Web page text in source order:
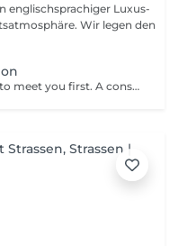
englischsprachiger Luxus-
Wir legen den
New to Colour Palette? We'd love to meet you first. A consultation is required before booking any new colour service, including highlights, balayage, blonding, and colour transformations. During your consultation, we'll discuss your hair goals, assess your hair, and create a personalised colour plan together. Solid root retouch appointments are exempt from this requirement. Ideal for: Major colour changes Colour corrections First-time lightening or blonding Extension inquiries Unsure clients